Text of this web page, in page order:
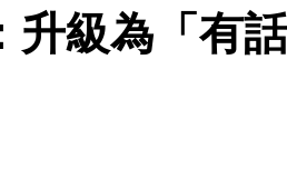
升級為「有